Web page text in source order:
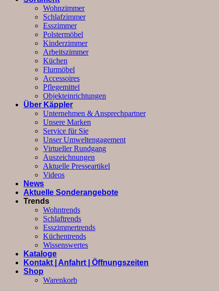
Wohnzimmer
Schlafzimmer
Esszimmer
Polstermöbel
Kinderzimmer
Arbeitszimmer
Küchen
Flurmöbel
Accessoires
Pflegemittel
Objekteinrichtungen
Über Käppler
Unternehmen & Ansprechpartner
Unsere Marken
Service für Sie
Unser Umweltengagement
Virtueller Rundgang
Auszeichnungen
Aktuelle Presseartikel
Videos
News
Aktuelle Sonderangebote
Trends
Wohntrends
Schlaftrends
Esszimmertrends
Küchentrends
Wissenswertes
Kataloge
Kontakt | Anfahrt | Öffnungszeiten
Shop
Warenkorb